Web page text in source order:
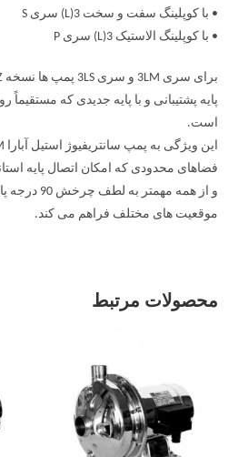
• با کوپلینگ سفت و سخت 3(L) سری S
• با کوپلینگ الاستیک 3(L) سری P
پایه پشتیبانی و با پایه جدیدی که
است.
و از همه
موقعیت های مختلف فراهم می کند.
محصولات مرتبط